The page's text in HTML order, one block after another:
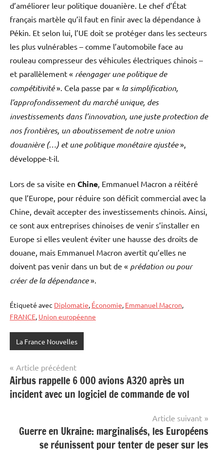
d’améliorer leur politique douanière. Le chef d’État
français martèle qu’il faut en finir avec la dépendance à
Pékin. Et selon lui, l’UE doit se protéger dans les secteurs
les plus vulnérables – comme l’automobile face au
rouleau compresseur des véhicules électriques chinois –
et parallèlement « réengager une politique de
compétitivité». Cela passe par « la simplification,
l’approfondissement du marché unique, des
investissements dans l’innovation, une juste protection de
nos frontières, un aboutissement de notre union
douanière (…) et une politique monétaire ajustée»,
développe-t-il.
Lors de sa visite en Chine, Emmanuel Macron a réitéré
que l’Europe, pour réduire son déficit commercial avec la
Chine, devait accepter des investissements chinois. Ainsi,
ce sont aux entreprises chinoises de venir s’installer en
Europe si elles veulent éviter une hausse des droits de
douane, mais Emmanuel Macron avertit qu’elles ne
doivent pas venir dans un but de « prédation ou pour
créer de la dépendance».
Étiqueté avec Diplomatie, Économie, Emmanuel Macron,
FRANCE, Union européenne
La France Nouvelles
Navigation
de
l’article
Article précédent
Airbus rappelle 6 000 avions A320 après un
incident avec un logiciel de commande de vol
Article suivant
Guerre en Ukraine: marginalisés, les Européens
se réunissent pour tenter de peser sur les